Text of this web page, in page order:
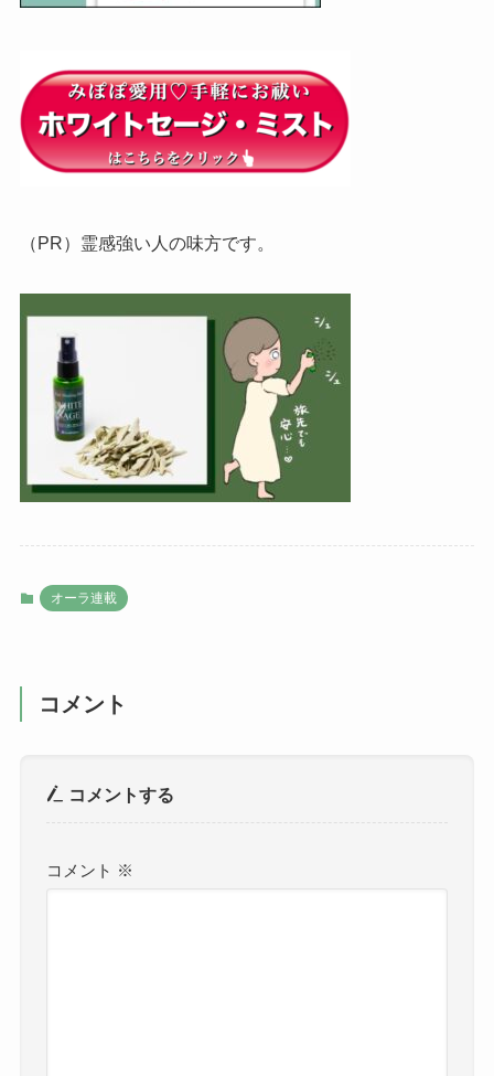
（PR）霊感強い人の味方です。
オーラ連載
コメント
コメントする
コメント ※